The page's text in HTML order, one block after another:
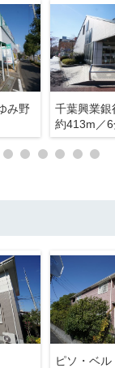
み野
千葉興業銀
約413m／
ピソ・ベ